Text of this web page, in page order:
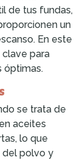
de tus fundas,
un
En este
para
óptimas.
se trata de
aceites
lo que
del polvo y